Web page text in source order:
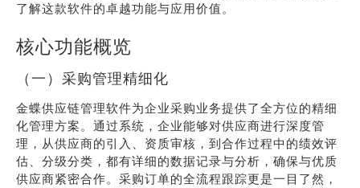
了解这款软件的卓越功能与应用价值。
核心功能概览
（一）采购管理精细化
金蝶供应链管理软件为企业采购业务提供了全方位的精细
化管理方案。通过系统，企业能够对供应商进行深度管
理，从供应商的引入、资质审核，到合作过程中的绩效评
估、分级分类，都有详细的数据记录与分析，确保与优质
供应商紧密合作。采购订单的全流程跟踪更是一目了然，